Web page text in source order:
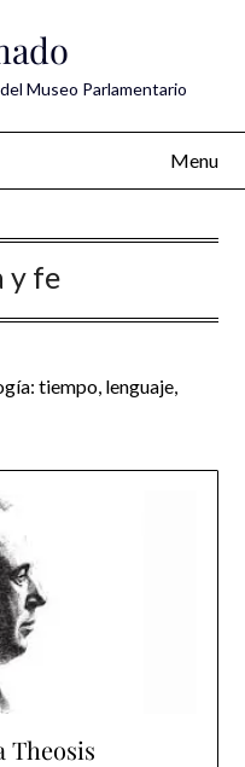
Museo Parlamentario
Menu
y fe
tiempo, lenguaje,
Theosis